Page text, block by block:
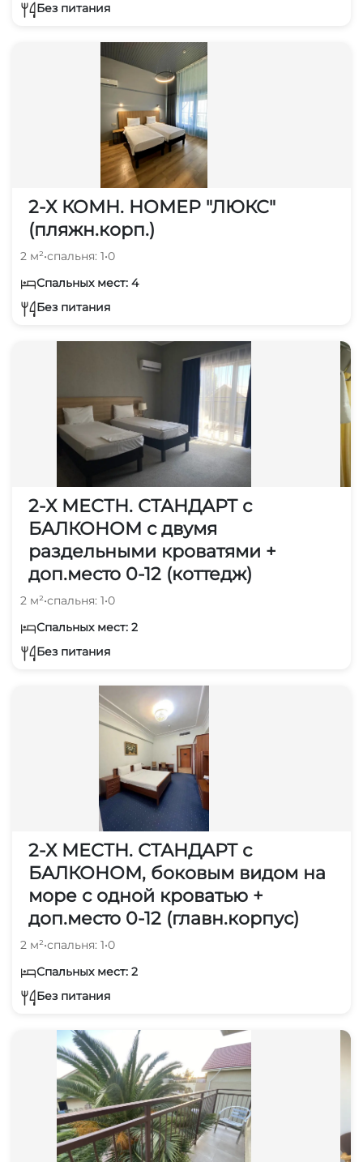
Без питания
2-Х КОМН. НОМЕР "ЛЮКС"
(пляжн.корп.)
2 м²•спальня: 1•0
Спальных мест: 4
Без питания
2-Х МЕСТН. СТАНДАРТ с
БАЛКОНОМ с двумя
раздельными кроватями +
доп.место 0-12 (коттедж)
2 м²•спальня: 1•0
Спальных мест: 2
Без питания
2-Х МЕСТН. СТАНДАРТ с
БАЛКОНОМ, боковым видом на
море с одной кроватью +
доп.место 0-12 (главн.корпус)
2 м²•спальня: 1•0
Спальных мест: 2
Без питания